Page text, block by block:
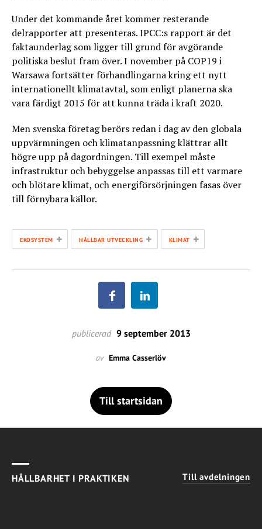
Under det kommande året kommer resterande
delrapporter att presenteras. IPCC:s rapport är det
faktaunderlag som ligger till grund för avgörande
politiska beslut fram över. I november på COP19 i
Warsawa fortsätter förhandlingarna kring ett nytt
internationellt klimatavtal, som enligt planerna ska
vara färdigt 2015 för att kunna träda i kraft 2020.
Men svenska företag berörs redan i dag av den globala
uppvärmningen och klimatanpassning klättrar allt
högre upp på dagordningen. Till exempel måste
infrastruktur och bebyggelse anpassas till ett varmare
och blötare klimat, och energiförsörjningen fasas över
till förnybara källor.
EKOSYSTEM + HÅLLBAR UTVECKLING + KLIMAT +
publicerad 9 september 2013
av Emma Casserlöv
Till startsidan
HÅLLBARHET I PRAKTIKEN Till avdelningen